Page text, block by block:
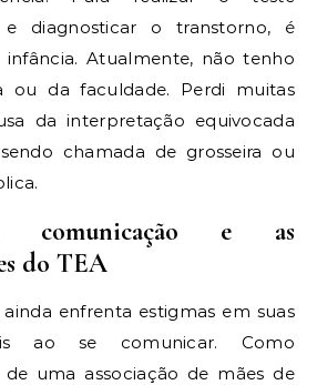
e diagnosticar o transtorno, é
infância. Atualmente, não tenho
ou da faculdade. Perdi muitas
da interpretação equivocada
chamada de grosseira ou
comunicação e as
do TEA
enfrenta estigmas em suas
ao se comunicar. Como
uma associação de mães de